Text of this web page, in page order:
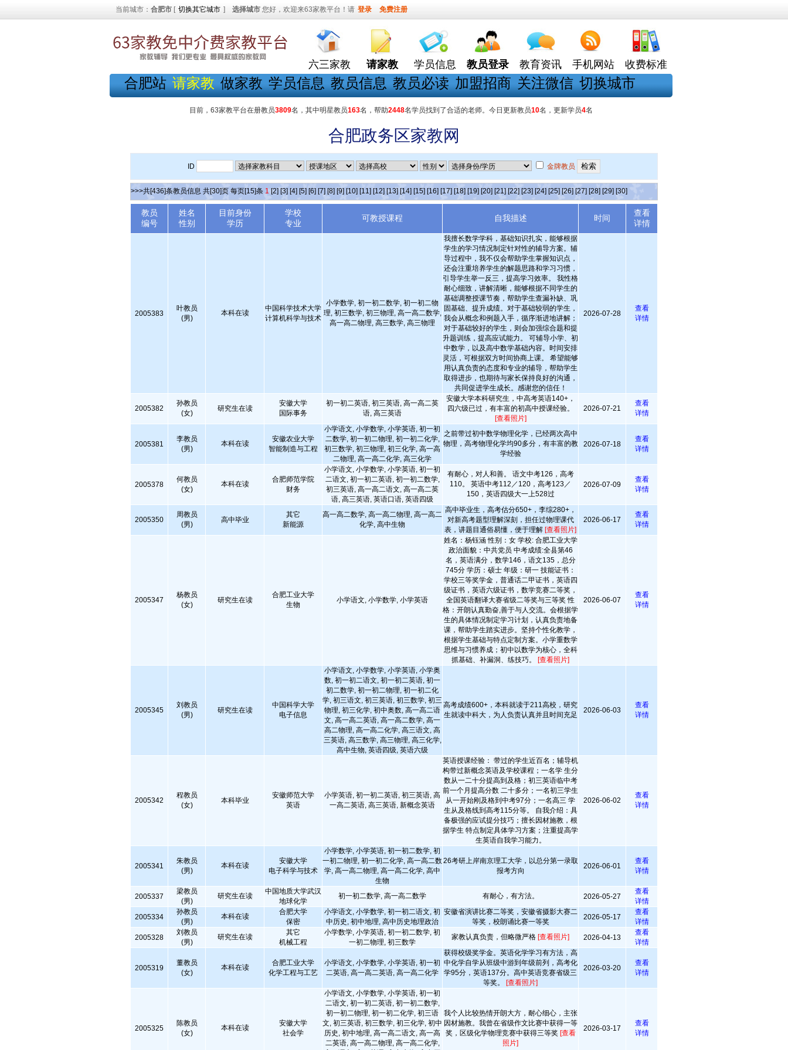
当前城市： 合肥市 [ 切换其它城市 ] 选择城市 您好，欢迎来63家教平台！请 登录 免费注册
六三家教 请家教 学员信息 教员登录 教育资讯 手机网站 收费标准
合肥站 请家教 做家教 学员信息 教员信息 教员必读 加盟招商 关注微信 切换城市
目前，63家教平台在册教员3809名，其中明星教员163名，帮助2448名学员找到了合适的老师。今日更新教员10名，更新学员4名
合肥政务区家教网
ID 金牌教员
>>>共[436]条教员信息 共[30]页 每页[15]条 1 [2] [3] [4] [5] [6] [7] [8] [9] [10] [11] [12] [13] [14] [15] [16] [17] [18] [19] [20] [21] [22] [23] [24] [25] [26] [27] [28] [29] [30]
教员
编号
姓名
性别
目前身份
学历
学校
专业
可教授课程 自我描述 时间
查看
详情
2005383
叶教员
(男)
本科在读
中国科学技术大学
计算机科学与技术
小学数学, 初一初二数学, 初一初二物
理, 初三数学, 初三物理, 高一高二数学,
高一高二物理, 高三数学, 高三物理
我擅长数学学科，基础知识扎实，能够根据
学生的学习情况制定针对性的辅导方案。辅
导过程中，我不仅会帮助学生掌握知识点，
还会注重培养学生的解题思路和学习习惯，
引导学生举一反三，提高学习效率。 我性格
耐心细致，讲解清晰，能够根据不同学生的
基础调整授课节奏，帮助学生查漏补缺、巩
固基础、提升成绩。对于基础较弱的学生，
我会从概念和例题入手，循序渐进地讲解；
对于基础较好的学生，则会加强综合题和提
升题训练，提高应试能力。 可辅导小学、初
中数学，以及高中数学基础内容。时间安排
灵活，可根据双方时间协商上课。 希望能够
用认真负责的态度和专业的辅导，帮助学生
取得进步，也期待与家长保持良好的沟通，
共同促进学生成长。感谢您的信任！
2026-07-28
查看
详情
2005382
孙教员
(女)
研究生在读
安徽大学
国际事务
初一初二英语, 初三英语, 高一高二英
语, 高三英语
安徽大学本科研究生，中高考英语140+，
四六级已过，有丰富的初高中授课经验。
[查看照片]
2026-07-21
查看
详情
2005381
李教员
(男)
本科在读
安徽农业大学
智能制造与工程
小学语文, 小学数学, 小学英语, 初一初
二数学, 初一初二物理, 初一初二化学,
初三数学, 初三物理, 初三化学, 高一高
二物理, 高一高二化学, 高三化学
之前带过初中数学物理化学，已经两次高中
物理，高考物理化学均90多分，有丰富的教
学经验
2026-07-18
查看
详情
2005378
何教员
(女)
本科在读
合肥师范学院
财务
小学语文, 小学数学, 小学英语, 初一初
二语文, 初一初二英语, 初一初二数学,
初三英语, 高一高二语文, 高一高二英
语, 高三英语, 英语口语, 英语四级
有耐心，对人和善。 语文中考126，高考
110。 英语中考112／120，高考123／
150，英语四级大一上528过
2026-07-09
查看
详情
2005350
周教员
(男)
高中毕业
其它
新能源
高一高二数学, 高一高二物理, 高一高二
化学, 高中生物
高中毕业生，高考估分650+，李综280+，
对新高考题型理解深刻，担任过物理课代
表，讲题目通俗易懂，便于理解 [查看照片]
2026-06-17
查看
详情
2005347
杨教员
(女)
研究生在读
合肥工业大学
生物
小学语文, 小学数学, 小学英语
姓名：杨钰涵 性别：女 学校: 合肥工业大学
政治面貌：中共党员 中考成绩:全县第46
名，英语满分，数学146，语文135，总分
745分 学历：硕士 年级：研一 技能证书：
学校三等奖学金，普通话二甲证书，英语四
级证书，英语六级证书，数学竞赛二等奖，
全国英语翻译大赛省级二等奖与三等奖 性
格：开朗认真勤奋,善于与人交流。会根据学
生的具体情况制定学习计划，认真负责地备
课，帮助学生踏实进步。坚持个性化教学，
根据学生基础与特点定制方案。小学重数学
思维与习惯养成；初中以数学为核心，全科
抓基础、补漏洞、练技巧。 [查看照片]
2026-06-07
查看
详情
2005345
刘教员
(男)
研究生在读
中国科学大学
电子信息
小学语文, 小学数学, 小学英语, 小学奥
数, 初一初二语文, 初一初二英语, 初一
初二数学, 初一初二物理, 初一初二化
学, 初三语文, 初三英语, 初三数学, 初三
物理, 初三化学, 初中奥数, 高一高二语
文, 高一高二英语, 高一高二数学, 高一
高二物理, 高一高二化学, 高三语文, 高
三英语, 高三数学, 高三物理, 高三化学,
高中生物, 英语四级, 英语六级
高考成绩600+，本科就读于211高校，研究
生就读中科大，为人负责认真并且时间充足
2026-06-03
查看
详情
2005342
程教员
(女)
本科毕业
安徽师范大学
英语
小学英语, 初一初二英语, 初三英语, 高
一高二英语, 高三英语, 新概念英语
英语授课经验： 带过的学生近百名；辅导机
构带过新概念英语及学校课程；一名学 生分
数从一二十分提高到及格；初三英语临中考
前一个月提高分数 二十多分；一名初三学生
从一开始刚及格到中考97分；一名高三 学
生从及格线到高考115分等。 自我介绍：具
备极强的应试提分技巧；擅长因材施教，根
据学生 特点制定具体学习方案；注重提高学
生英语自我学习能力。
2026-06-02
查看
详情
2005341
朱教员
(男)
本科在读
安徽大学
电子科学与技术
小学数学, 小学英语, 初一初二数学, 初
一初二物理, 初一初二化学, 高一高二数
学, 高一高二物理, 高一高二化学, 高中
生物
26考研上岸南京理工大学，以总分第一录取
报考方向
2026-06-01
查看
详情
2005337
梁教员
(男)
研究生在读
中国地质大学武汉
地球化学
初一初二数学, 高一高二数学 有耐心，有方法。 2026-05-27
查看
详情
2005334
孙教员
(男)
本科在读
合肥大学
保密
小学语文, 小学数学, 初一初二语文, 初
中历史, 初中地理, 高中历史地理政治
安徽省演讲比赛二等奖，安徽省摄影大赛二
等奖，校朗诵比赛一等奖
2026-05-17
查看
详情
2005328
刘教员
(男)
研究生在读
其它
机械工程
小学数学, 小学英语, 初一初二数学, 初
一初二物理, 初三数学
家教认真负责，但略微严格 [查看照片] 2026-04-13
查看
详情
2005319
董教员
(女)
本科在读
合肥工业大学
化学工程与工艺
小学语文, 小学数学, 小学英语, 初一初
二英语, 高一高二英语, 高一高二化学
获得校级奖学金。英语化学学习有方法，高
中化学自学从班级中游到年级前列，高考化
学95分，英语137分。高中英语竞赛省级三
等奖。 [查看照片]
2026-03-20
查看
详情
2005325
陈教员
(女)
本科在读
安徽大学
社会学
小学语文, 小学数学, 小学英语, 初一初
二语文, 初一初二英语, 初一初二数学,
初一初二物理, 初一初二化学, 初三语
文, 初三英语, 初三数学, 初三化学, 初中
历史, 初中地理, 高一高二语文, 高一高
二英语, 高一高二物理, 高一高二化学,
我个人比较热情开朗大方，耐心细心，主张
因材施教。我曾在省级作文比赛中获得一等
奖，区级化学物理竞赛中获得三等奖 [查看
照片]
2026-03-17
查看
详情